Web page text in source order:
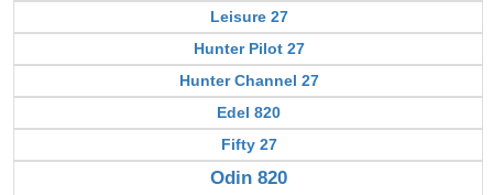
Leisure 27
Hunter Pilot 27
Hunter Channel 27
Edel 820
Fifty 27
Odin 820